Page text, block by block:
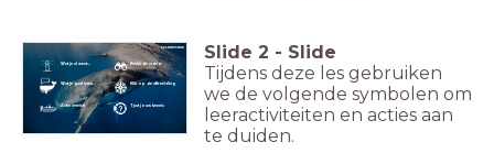
Wat je al weet...
Wat je gaat leren...
Actie vereist! Test jouw kennis
Klik op de afbeelding
Bekijk de video
Slide 2 - Slide
Tijdens deze les gebruiken
we de volgende symbolen om
leeractiviteiten en acties aan
te duiden.